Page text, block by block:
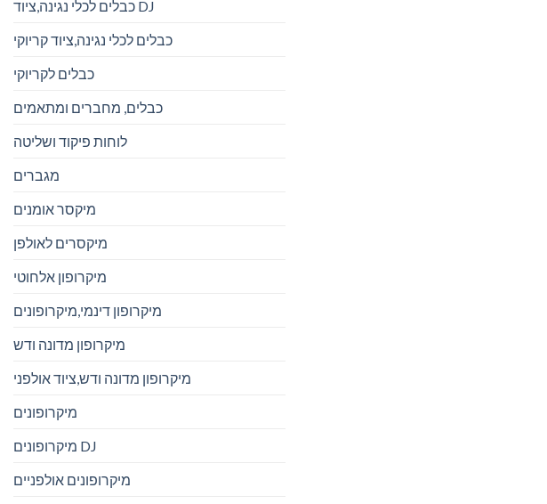
כבלים לכלי נגינה,ציוד DJ
כבלים לכלי נגינה,ציוד קריוקי
כבלים לקריוקי
כבלים, מחברים ומתאמים
לוחות פיקוד ושליטה
מגברים
מיקסר אומנים
מיקסרים לאולפן
מיקרופון אלחוטי
מיקרופון דינמי,מיקרופונים
מיקרופון מדונה ודש
מיקרופון מדונה ודש,ציוד אולפני
מיקרופונים
מיקרופונים DJ
מיקרופונים אולפניים